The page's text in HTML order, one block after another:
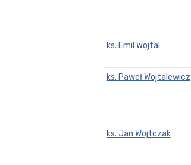
ks. Emil Wojtal
ks. Paweł Wojtalewicz
ks. Jan Wojtczak